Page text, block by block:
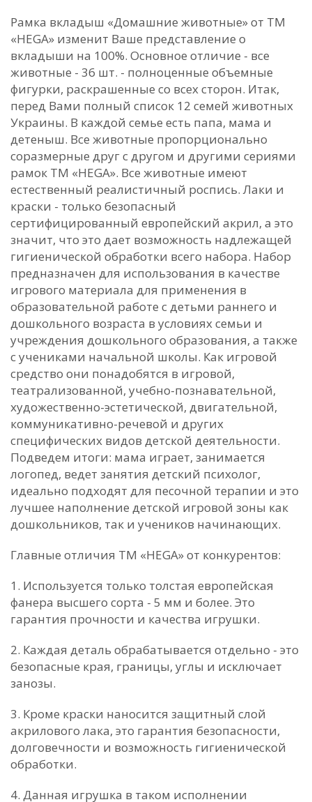
Рамка вкладыш «Домашние животные» от ТМ
«HEGA» изменит Ваше представление о
вкладыши на 100%. Основное отличие - все
животные - 36 шт. - полноценные объемные
фигурки, раскрашенные со всех сторон. Итак,
перед Вами полный список 12 семей животных
Украины. В каждой семье есть папа, мама и
детеныш. Все животные пропорционально
соразмерные друг с другом и другими сериями
рамок ТМ «HEGA». Все животные имеют
естественный реалистичный роспись. Лаки и
краски - только безопасный
сертифицированный европейский акрил, а это
значит, что это дает возможность надлежащей
гигиенической обработки всего набора. Набор
предназначен для использования в качестве
игрового материала для применения в
образовательной работе с детьми раннего и
дошкольного возраста в условиях семьи и
учреждения дошкольного образования, а также
с учениками начальной школы. Как игровой
средство они понадобятся в игровой,
театрализованной, учебно-познавательной,
художественно-эстетической, двигательной,
коммуникативно-речевой и других
специфических видов детской деятельности.
Подведем итоги: мама играет, занимается
логопед, ведет занятия детский психолог,
идеально подходят для песочной терапии и это
лучшее наполнение детской игровой зоны как
дошкольников, так и учеников начинающих.
Главные отличия ТМ «HEGA» от конкурентов:
1. Используется только толстая европейская
фанера высшего сорта - 5 мм и более. Это
гарантия прочности и качества игрушки.
2. Каждая деталь обрабатывается отдельно - это
безопасные края, границы, углы и исключает
занозы.
3. Кроме краски наносится защитный слой
акрилового лака, это гарантия безопасности,
долговечности и возможность гигиенической
обработки.
4. Данная игрушка в таком исполнении